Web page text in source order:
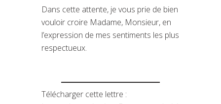
Dans cette attente, je vous prie de bien
vouloir croire Madame, Monsieur, en
l’expression de mes sentiments les plus
respectueux.
Télécharger cette lettre :